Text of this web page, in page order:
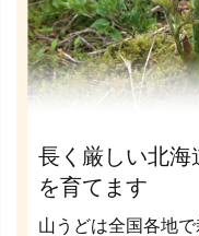
長く厳しい北海
を育てます
山うどは全国各地